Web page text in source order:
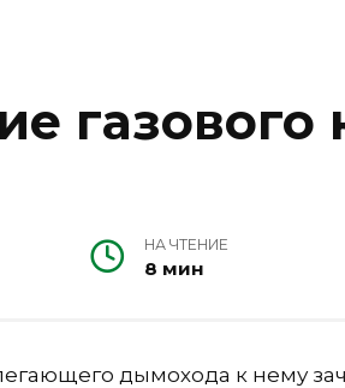
газового
НА ЧТЕНИЕ
8 мин
дымохода к нему